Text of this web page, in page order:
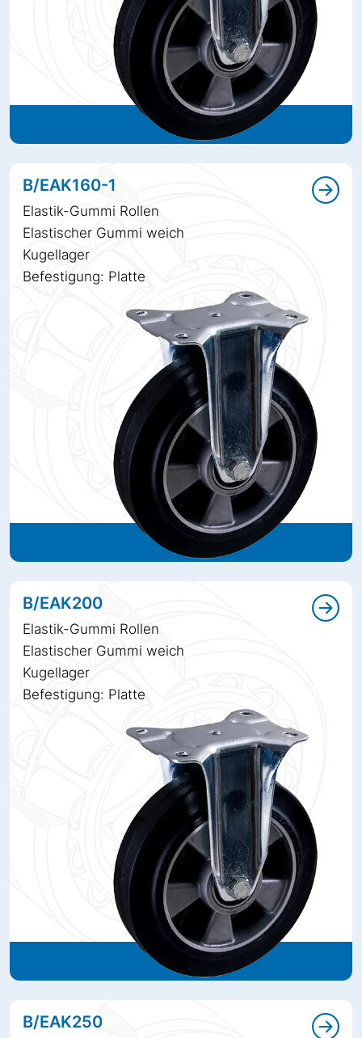
B/EAK160-1
Elastik-Gummi Rollen
Elastischer Gummi weich
Kugellager
Befestigung: Platte
B/EAK200
Elastik-Gummi Rollen
Elastischer Gummi weich
Kugellager
Befestigung: Platte
B/EAK250